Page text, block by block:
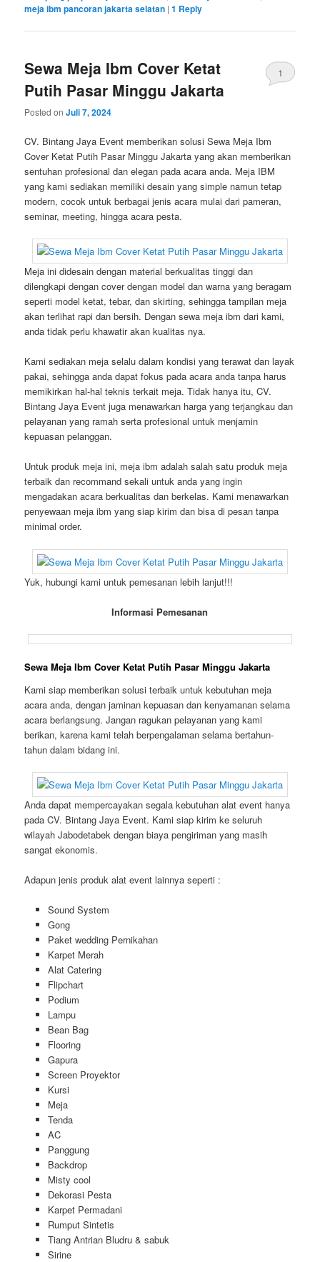
meja ibm pancoran jakarta selatan |1 Reply
Sewa Meja Ibm Cover Ketat
Putih Pasar Minggu Jakarta
Posted onJuli 7, 2024
1
CV. Bintang Jaya Event memberikan solusi Sewa Meja Ibm
Cover Ketat Putih Pasar Minggu Jakarta yang akan memberikan
sentuhan profesional dan elegan pada acara anda. Meja IBM
yang kami sediakan memiliki desain yang simple namun tetap
modern, cocok untuk berbagai jenis acara mulai dari pameran,
seminar, meeting, hingga acara pesta.
Meja ini didesain dengan material berkualitas tinggi dan
dilengkapi dengan cover dengan model dan warna yang beragam
seperti model ketat, tebar, dan skirting, sehingga tampilan meja
akan terlihat rapi dan bersih. Dengan sewa meja ibm dari kami,
anda tidak perlu khawatir akan kualitas nya.
Kami sediakan meja selalu dalam kondisi yang terawat dan layak
pakai, sehingga anda dapat fokus pada acara anda tanpa harus
memikirkan hal-hal teknis terkait meja. Tidak hanya itu, CV.
Bintang Jaya Event juga menawarkan harga yang terjangkau dan
pelayanan yang ramah serta profesional untuk menjamin
kepuasan pelanggan.
Untuk produk meja ini, meja ibm adalah salah satu produk meja
terbaik dan recommand sekali untuk anda yang ingin
mengadakan acara berkualitas dan berkelas. Kami menawarkan
penyewaan meja ibm yang siap kirim dan bisa di pesan tanpa
minimal order.
Yuk, hubungi kami untuk pemesanan lebih lanjut!!!
Informasi Pemesanan
Sewa Meja Ibm Cover Ketat Putih Pasar Minggu Jakarta
Kami siap memberikan solusi terbaik untuk kebutuhan meja
acara anda, dengan jaminan kepuasan dan kenyamanan selama
acara berlangsung. Jangan ragukan pelayanan yang kami
berikan, karena kami telah berpengalaman selama bertahun-
tahun dalam bidang ini.
Anda dapat mempercayakan segala kebutuhan alat event hanya
pada CV. Bintang Jaya Event. Kami siap kirim ke seluruh
wilayah Jabodetabek dengan biaya pengiriman yang masih
sangat ekonomis.
Adapun jenis produk alat event lainnya seperti :
Sound System
Gong
Paket wedding Pernikahan
Karpet Merah
Alat Catering
Flipchart
Podium
Lampu
Bean Bag
Flooring
Gapura
Screen Proyektor
Kursi
Meja
Tenda
AC
Panggung
Backdrop
Misty cool
Dekorasi Pesta
Karpet Permadani
Rumput Sintetis
Tiang Antrian Bludru & sabuk
Sirine